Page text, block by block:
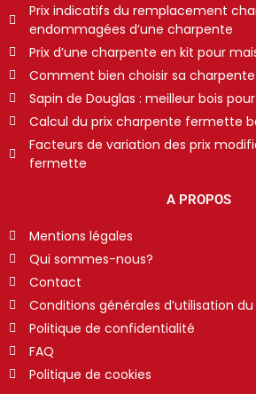
Prix indicatifs du remplacement
endommagées d’une charpente
Prix d’une charpente en kit pour
Comment bien choisir sa charpente
Sapin de Douglas : meilleur bois
Calcul du prix charpente fermette
Facteurs de variation des prix
fermette
A PROPOS
Mentions légales
Qui sommes-nous?
Contact
Conditions générales d’utilisation
Politique de confidentialité
FAQ
Politique de cookies